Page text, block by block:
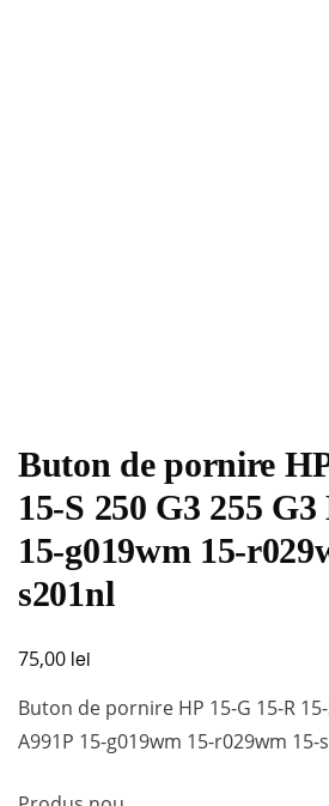
Buton de pornire
15-S 250 G3 255
15-g019wm 15-
s201nl
75,00 lei
Buton de pornire HP 15-G 15-R 15-
A991P 15-g019wm 15-r029wm 15-